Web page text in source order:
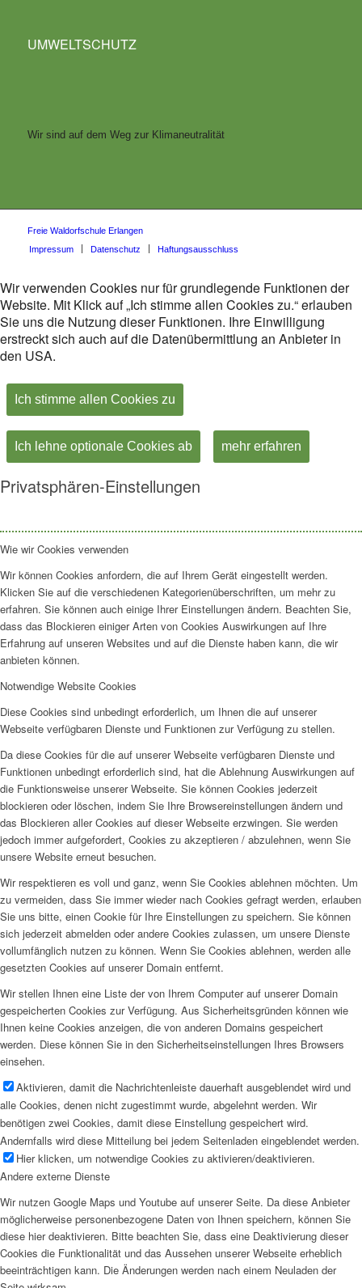
UMWELTSCHUTZ
Wir sind auf dem Weg zur Klimaneutralität
Freie Waldorfschule Erlangen
Impressum
Datenschutz Haftungsausschluss
Wir verwenden Cookies nur für grundlegende Funktionen der
Website. Mit Klick auf „Ich stimme allen Cookies zu.“ erlauben
Sie uns die Nutzung dieser Funktionen. Ihre Einwilligung
erstreckt sich auch auf die Datenübermittlung an Anbieter in
den USA.
Ich stimme allen Cookies zu
Ich lehne optionale Cookies ab mehr erfahren
Privatsphären-Einstellungen
Wie wir Cookies verwenden
Wir können Cookies anfordern, die auf Ihrem Gerät eingestellt werden.
Klicken Sie auf die verschiedenen Kategorienüberschriften, um mehr zu
erfahren. Sie können auch einige Ihrer Einstellungen ändern. Beachten Sie,
dass das Blockieren einiger Arten von Cookies Auswirkungen auf Ihre
Erfahrung auf unseren Websites und auf die Dienste haben kann, die wir
anbieten können.
Notwendige Website Cookies
Diese Cookies sind unbedingt erforderlich, um Ihnen die auf unserer
Webseite verfügbaren Dienste und Funktionen zur Verfügung zu stellen.
Da diese Cookies für die auf unserer Webseite verfügbaren Dienste und
Funktionen unbedingt erforderlich sind, hat die Ablehnung Auswirkungen auf
die Funktionsweise unserer Webseite. Sie können Cookies jederzeit
blockieren oder löschen, indem Sie Ihre Browsereinstellungen ändern und
das Blockieren aller Cookies auf dieser Webseite erzwingen. Sie werden
jedoch immer aufgefordert, Cookies zu akzeptieren / abzulehnen, wenn Sie
unsere Website erneut besuchen.
Wir respektieren es voll und ganz, wenn Sie Cookies ablehnen möchten. Um
zu vermeiden, dass Sie immer wieder nach Cookies gefragt werden, erlauben
Sie uns bitte, einen Cookie für Ihre Einstellungen zu speichern. Sie können
sich jederzeit abmelden oder andere Cookies zulassen, um unsere Dienste
vollumfänglich nutzen zu können. Wenn Sie Cookies ablehnen, werden alle
gesetzten Cookies auf unserer Domain entfernt.
Wir stellen Ihnen eine Liste der von Ihrem Computer auf unserer Domain
gespeicherten Cookies zur Verfügung. Aus Sicherheitsgründen können wie
Ihnen keine Cookies anzeigen, die von anderen Domains gespeichert
werden. Diese können Sie in den Sicherheitseinstellungen Ihres Browsers
einsehen.
Aktivieren, damit die Nachrichtenleiste dauerhaft ausgeblendet wird und
alle Cookies, denen nicht zugestimmt wurde, abgelehnt werden. Wir
benötigen zwei Cookies, damit diese Einstellung gespeichert wird.
Andernfalls wird diese Mitteilung bei jedem Seitenladen eingeblendet werden.
Hier klicken, um notwendige Cookies zu aktivieren/deaktivieren.
Andere externe Dienste
Wir nutzen Google Maps und Youtube auf unserer Seite. Da diese Anbieter
möglicherweise personenbezogene Daten von Ihnen speichern, können Sie
diese hier deaktivieren. Bitte beachten Sie, dass eine Deaktivierung dieser
Cookies die Funktionalität und das Aussehen unserer Webseite erheblich
beeinträchtigen kann. Die Änderungen werden nach einem Neuladen der